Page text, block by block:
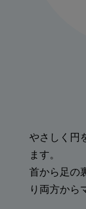
やさしく円
ます。
首から足の
り両方から